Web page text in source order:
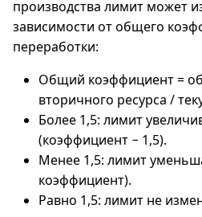
производства лимит может
зависимости от общего
переработки:
Общий коэффициент =
вторичного ресурса /
Более 1,5: лимит
(коэффициент − 1,5).
Менее 1,5: лимит
коэффициент).
Равно 1,5: лимит не